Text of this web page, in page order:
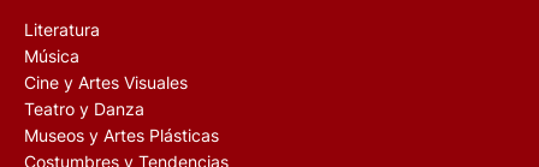
Literatura
Música
Cine y Artes Visuales
Teatro y Danza
Museos y Artes Plásticas
Costumbres y Tendencias